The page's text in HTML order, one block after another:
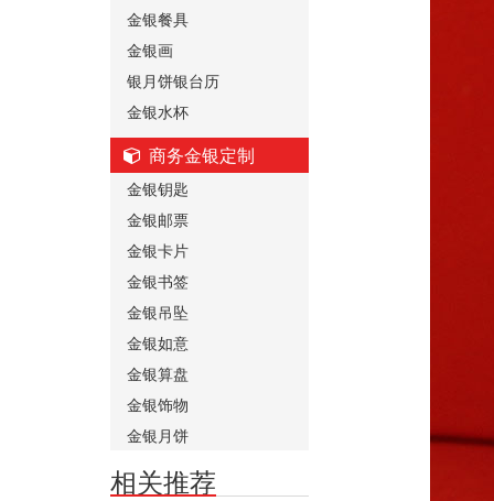
金银餐具
金银画
银月饼银台历
金银水杯
商务金银定制
金银钥匙
金银邮票
金银卡片
金银书签
金银吊坠
金银如意
金银算盘
金银饰物
金银月饼
相关推荐